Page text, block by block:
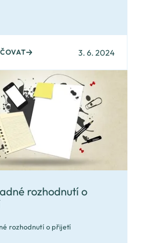
3. 6. 2024
rozhodnutí o
rozhodnutí o přijetí